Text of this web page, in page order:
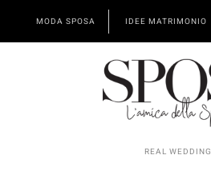
MODA SPOSA IDEE MATRIMONIO
REAL WEDDING